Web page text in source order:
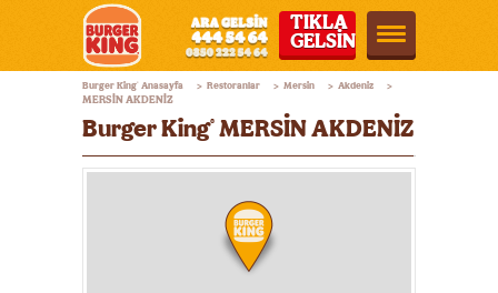
Burger
King®
Türkiye
TIKLA
GELSİN
Burger King® Anasayfa > Restoranlar > Mersin > Akdeniz >
MERSİN AKDENİZ
Burger King® MERSİN AKDENİZ